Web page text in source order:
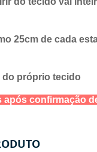
25cm de cada
do próprio tecido
após confirmação